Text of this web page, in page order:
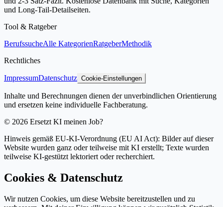
und Long-Tail-Detailseiten.
Tool & Ratgeber
BerufssucheAlle KategorienRatgeberMethodik
Rechtliches
ImpressumDatenschutz Cookie-Einstellungen
Inhalte und Berechnungen dienen der unverbindlichen Orientierung
und ersetzen keine individuelle Fachberatung.
© 2026 Ersetzt KI meinen Job?
Hinweis gemäß EU-KI-Verordnung (EU AI Act): Bilder auf dieser
Website wurden ganz oder teilweise mit KI erstellt; Texte wurden
teilweise KI-gestützt lektoriert oder recherchiert.
Cookies & Datenschutz
Wir nutzen Cookies, um diese Website bereitzustellen und zu